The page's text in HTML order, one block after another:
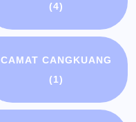
(4)
CAMAT CANGKUANG
(1)